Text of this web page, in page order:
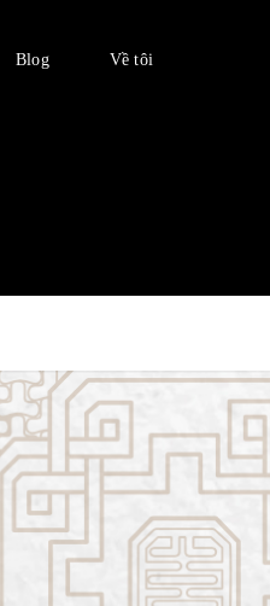
Blog Về tôi